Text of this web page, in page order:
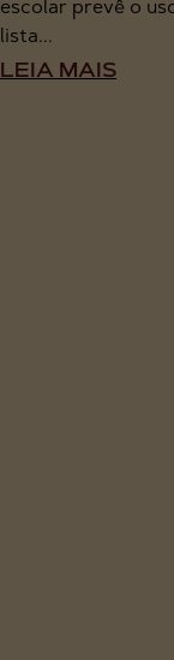
escolar prevê o
lista...
LEIA MAIS